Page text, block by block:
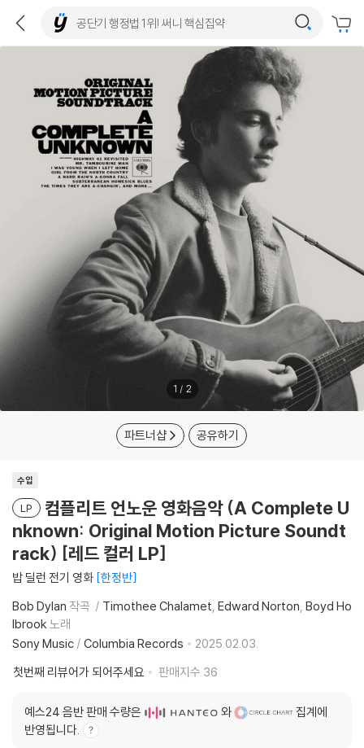
1 / 2
파트너샵 공유하기
수입
LP
컴플리트 언노운 영화음악 (A Complete U
nknown: Original Motion Picture Soundt
rack) [레드 컬러 LP]
밥 딜런 전기 영화 한정반
Bob Dylan 작곡 Timothee Chalamet Edward Norton Boyd Ho
lbrook노래
Sony Music / Columbia Records
2025.02.03.
첫번째 리뷰어가 되어주세요
판매지수 36
예스24 음반 판매 수량은 와
집계에
반영됩니다.